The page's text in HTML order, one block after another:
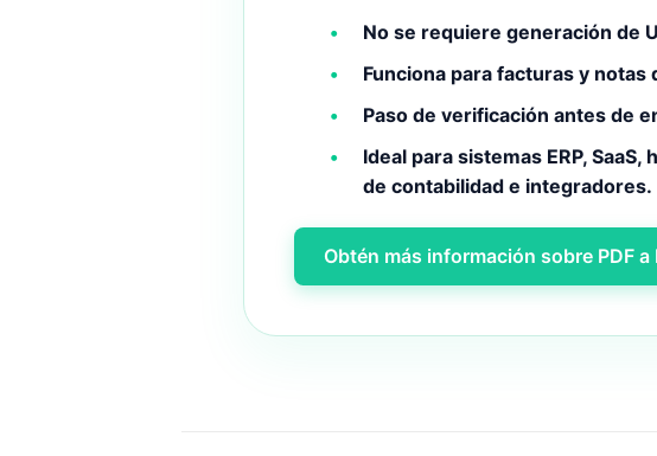
No se requiere generación de
Funciona para facturas y notas
Paso de verificación antes de
Ideal para sistemas ERP, SaaS,
de contabilidad e integradores.
Obtén más información sobre PDF a